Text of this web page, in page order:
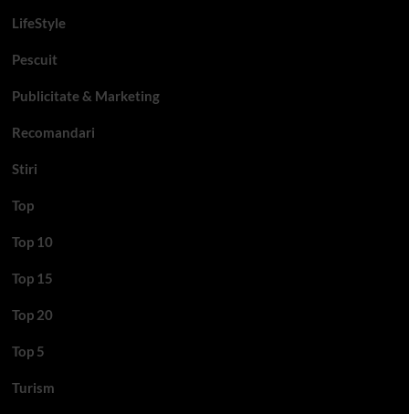
LifeStyle
Pescuit
Publicitate & Marketing
Recomandari
Stiri
Top
Top 10
Top 15
Top 20
Top 5
Turism